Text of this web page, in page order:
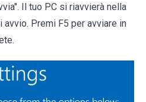
Il tuo PC si riavvierà nella
Premi F5 per avviare in